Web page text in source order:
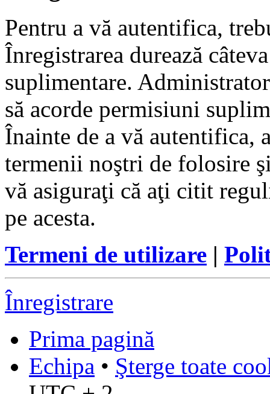
Pentru a vă autentifica,
Înregistrarea durează
suplimentare.
să acorde permisiuni
Înainte de a vă autentifica,
termenii noştri de folosire
vă asiguraţi că aţi citit
pe acesta.
Termeni de utilizare |
Înregistrare
Prima pagină
Echipa • Şterge toate